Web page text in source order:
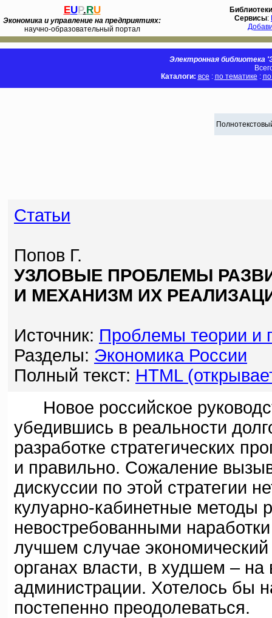
EUP.RU
Экономика и управление на предприятиях:
научно-образовательный портал
Библиотеки
Сервисы:
Электронная библиотека
Каталоги: все : по тематике :
Статьи
Попов Г.
УЗЛОВЫЕ ПРОБЛЕМЫ
И МЕХАНИЗМ ИХ
Источник: Проблемы теории и
Разделы: Экономика России
Полный текст: HTML
Новое российское
убедившись в реальности
разработке стратегических
и правильно. Сожаление
дискуссии по этой стратегии
кулуарно-кабинетные методы
невостребованными
лучшем случае
органах власти, в худшем –
администрации. Хотелось бы
постепенно преодолеваться.